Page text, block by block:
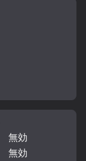
無効
無効